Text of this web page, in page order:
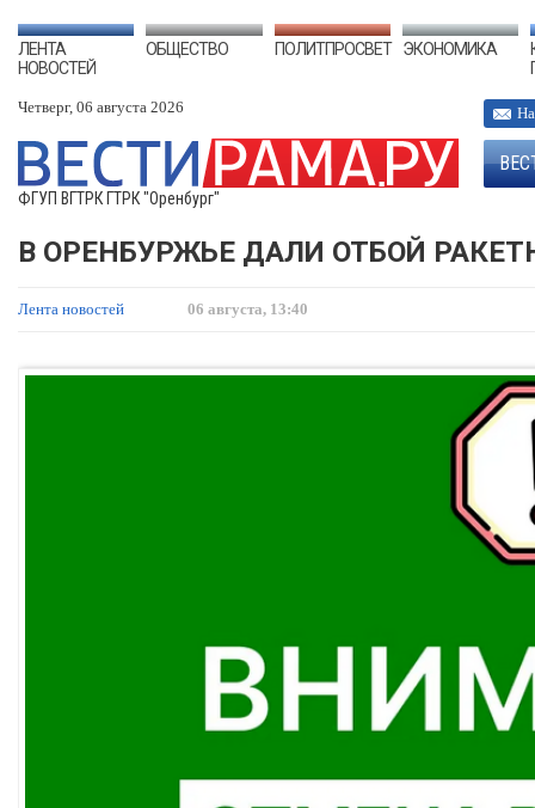
ЛЕНТА
НОВОСТЕЙ
ОБЩЕСТВО ПОЛИТПРОСВЕТ ЭКОНОМИКА
Четверг, 06 августа 2026
ФГУП ВГТРК ГТРК "Оренбург"
В ОРЕНБУРЖЬЕ ДАЛИ ОТБОЙ
Лента новостей 06 августа, 13:40